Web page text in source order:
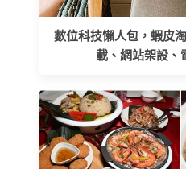
數位科技懶人包，蝦皮
載、網站架設、